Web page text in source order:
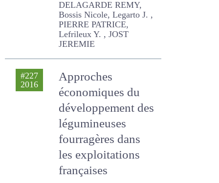
CAILLAT HUGUES,
DELAGARDE REMY, Bossis
Nicole, Legarto J. , PIERRE
PATRICE, Lefrileux Y. , JOST
JEREMIE
#227
2016
Approches
économiques du
développement
des légumineuses
fourragères dans
les exploitations
françaises